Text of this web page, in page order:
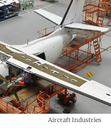
Aircraft Industries